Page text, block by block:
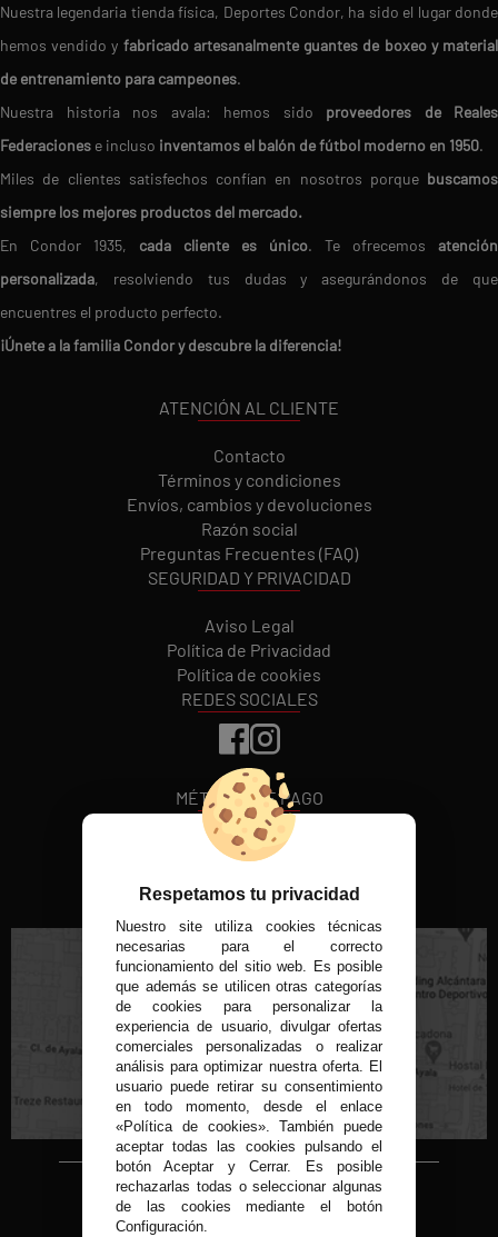
Nuestra legendaria tienda física, Deportes Condor, ha sido el lugar donde
hemos vendido y fabricado artesanalmente guantes de boxeo y material
de entrenamiento para campeones.
Nuestra historia nos avala: hemos sido proveedores de Reales
Federaciones e incluso inventamos el balón de fútbol moderno en 1950.
Miles de clientes satisfechos confían en nosotros porque buscamos
siempre los mejores productos del mercado.
En Condor 1935, cada cliente es único. Te ofrecemos atención
personalizada, resolviendo tus dudas y asegurándonos de que
encuentres el producto perfecto.
¡Únete a la familia Condor y descubre la diferencia!
ATENCIÓN AL CLIENTE
Contacto
Términos y condiciones
Envíos, cambios y devoluciones
Razón social
Preguntas Frecuentes (FAQ)
SEGURIDAD Y PRIVACIDAD
Aviso Legal
Política de Privacidad
Política de cookies
REDES SOCIALES
MÉTODOS DE PAGO
VISITA NUESTRA TIENDA FÍSICA
C/ Conde de Peñalver, 22 MADRID
Copyright © 2015-2026
Condor 1935.
Respetamos tu privacidad
Nuestro site utiliza cookies técnicas
necesarias para el correcto
funcionamiento del sitio web. Es posible
que además se utilicen otras categorías
de cookies para personalizar la
experiencia de usuario, divulgar ofertas
comerciales personalizadas o realizar
análisis para optimizar nuestra oferta. El
usuario puede retirar su consentimiento
en todo momento, desde el enlace
«Política de cookies». También puede
aceptar todas las cookies pulsando el
botón Aceptar y Cerrar. Es posible
rechazarlas todas o seleccionar algunas
de las cookies mediante el botón
Configuración.